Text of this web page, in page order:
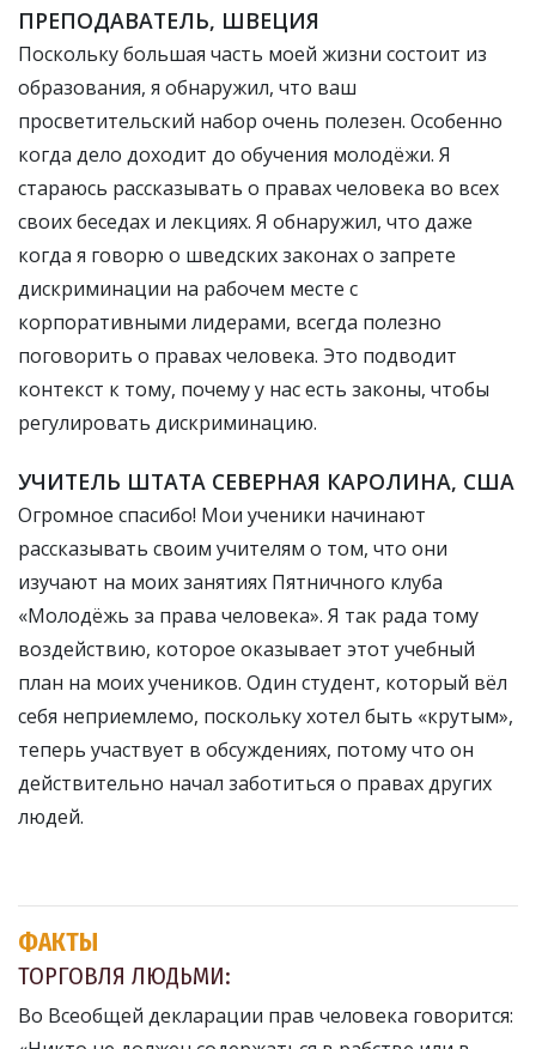
ПРЕПОДАВАТЕЛЬ, ШВЕЦИЯ
Поскольку большая часть моей жизни состоит из
образования, я обнаружил, что ваш
просветительский набор очень полезен. Особенно
когда дело доходит до обучения молодёжи. Я
стараюсь рассказывать о правах человека во всех
своих беседах и лекциях. Я обнаружил, что даже
когда я говорю о шведских законах о запрете
дискриминации на рабочем месте с
корпоративными лидерами, всегда полезно
поговорить о правах человека. Это подводит
контекст к тому, почему у нас есть законы, чтобы
регулировать дискриминацию.
УЧИТЕЛЬ ШТАТА СЕВЕРНАЯ КАРОЛИНА, США
Огромное спасибо! Мои ученики начинают
рассказывать своим учителям о том, что они
изучают на моих занятиях Пятничного клуба
«Молодёжь за права человека». Я так рада тому
воздействию, которое оказывает этот учебный
план на моих учеников. Один студент, который вёл
себя неприемлемо, поскольку хотел быть «крутым»,
теперь участвует в обсуждениях, потому что он
действительно начал заботиться о правах других
людей.
ФАКТЫ
ТОРГОВЛЯ ЛЮДЬМИ:
Во Всеобщей декларации прав человека говорится: